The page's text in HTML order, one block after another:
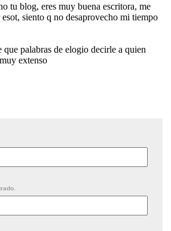
tu blog, eres muy buena escritora, me
siento q no desaprovecho mi tiempo
que palabras de elogio decirle a quien
extenso